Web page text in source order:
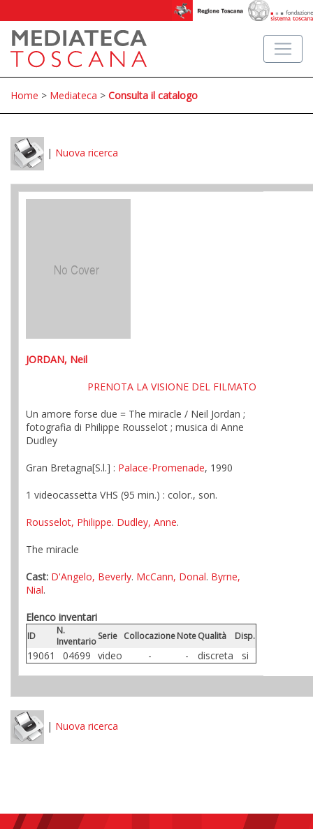
Home > Mediateca > Consulta il catalogo
| Nuova ricerca
JORDAN, Neil
PRENOTA LA VISIONE DEL FILMATO
Un amore forse due = The miracle / Neil Jordan ;
fotografia di Philippe Rousselot ; musica di Anne
Dudley
Gran Bretagna[S.l.] : Palace-Promenade, 1990
1 videocassetta VHS (95 min.) : color., son.
Rousselot, Philippe. Dudley, Anne.
The miracle
Cast: D'Angelo, Beverly. McCann, Donal. Byrne,
Nial.
Elenco inventari
ID
N.
InventarioSerie CollocazioneNoteQualità Disp.
19061 04699 video - - discreta si
| Nuova ricerca